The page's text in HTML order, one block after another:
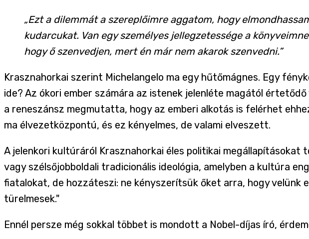
„Ezt a dilemmát a szereplőimre aggatom, hogy
kudarcukat. Van egy személyes jellegzetessége a
hogy ő szenvedjen, mert én már nem akarok szenvedni.”
Krasznahorkai szerint Michelangelo ma egy hűtőmágnes. Egy
ide? Az ókori ember számára az istenek jelenléte magától
a reneszánsz megmutatta, hogy az emberi alkotás is felérhet
ma élvezetközpontú, és ez kényelmes, de valami elveszett.
A jelenkori kultúráról Krasznahorkai éles politikai
vagy szélsőjobboldali tradicionális ideológia, amelyben a kultúra
fiatalokat, de hozzáteszi: ne kényszerítsük őket arra, hogy
türelmesek."
Ennél persze még sokkal többet is mondott a Nobel-díjas író,